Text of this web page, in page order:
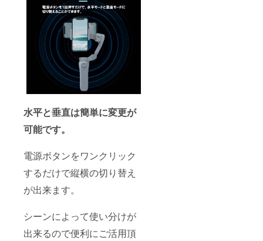
水平と垂直は簡単に変更が
可能です。
電源ボタンをワンクリック
するだけで縦横の切り替え
が出来ます。
シーンによって使い分けが
出来るので便利にご活用頂